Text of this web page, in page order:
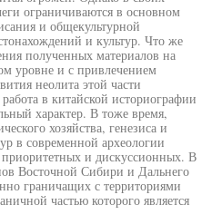
ограничиваются в основном
и общекультурной
и культур. Что же
полученных материалов на
уровне и с привлечением
неолита этой части
в китайской историографии
характер. В тоже время,
хозяйства, генезиса и
в современной археологии
и дискуссионных. В
Восточной Сибири и Дальнего
граничащих с территориями
частью которого является